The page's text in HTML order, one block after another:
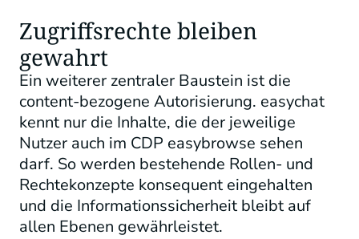
Zugriffsrechte bleiben
gewahrt
Ein weiterer zentraler Baustein ist die
content-bezogene Autorisierung. easychat
kennt nur die Inhalte, die der jeweilige
Nutzer auch im CDP easybrowse sehen
darf. So werden bestehende Rollen- und
Rechtekonzepte konsequent eingehalten
und die Informationssicherheit bleibt auf
allen Ebenen gewährleistet.